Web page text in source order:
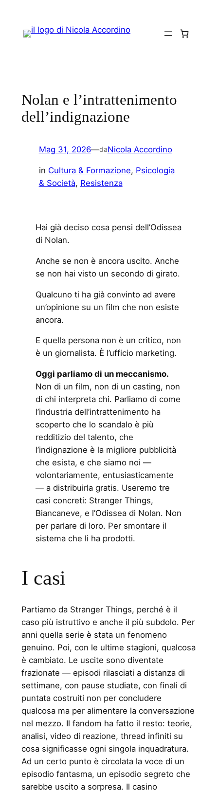
contenuto
Nolan e l’intrattenimento
dell’indignazione
Mag 31, 2026—daNicola Accordino
in Cultura & Formazione, Psicologia
& Società, Resistenza
Hai già deciso cosa pensi dell’Odissea
di Nolan.
Anche se non è ancora uscito. Anche
se non hai visto un secondo di girato.
Qualcuno ti ha già convinto ad avere
un’opinione su un film che non esiste
ancora.
E quella persona non è un critico, non
è un giornalista. È l’ufficio marketing.
Oggi parliamo di un meccanismo.
Non di un film, non di un casting, non
di chi interpreta chi. Parliamo di come
l’industria dell’intrattenimento ha
scoperto che lo scandalo è più
redditizio del talento, che
l’indignazione è la migliore pubblicità
che esista, e che siamo noi —
volontariamente, entusiasticamente
— a distribuirla gratis. Useremo tre
casi concreti: Stranger Things,
Biancaneve, e l’Odissea di Nolan. Non
per parlare di loro. Per smontare il
sistema che li ha prodotti.
I casi
Partiamo da Stranger Things, perché è il
caso più istruttivo e anche il più subdolo. Per
anni quella serie è stata un fenomeno
genuino. Poi, con le ultime stagioni, qualcosa
è cambiato. Le uscite sono diventate
frazionate — episodi rilasciati a distanza di
settimane, con pause studiate, con finali di
puntata costruiti non per concludere
qualcosa ma per alimentare la conversazione
nel mezzo. Il fandom ha fatto il resto: teorie,
analisi, video di reazione, thread infiniti su
cosa significasse ogni singola inquadratura.
Ad un certo punto è circolata la voce di un
episodio fantasma, un episodio segreto che
sarebbe uscito a sorpresa. Il casino